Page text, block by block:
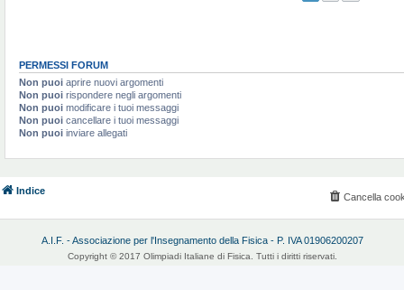
PERMESSI FORUM
Non puoi aprire nuovi argomenti
Non puoi rispondere negli argomenti
Non puoi modificare i tuoi messaggi
Non puoi cancellare i tuoi messaggi
Non puoi inviare allegati
Indice
Cancella
A.I.F. - Associazione per l'Insegnamento della Fisica - P. IVA 01906200207
Copyright © 2017 Olimpiadi Italiane di Fisica. Tutti i diritti riservati.